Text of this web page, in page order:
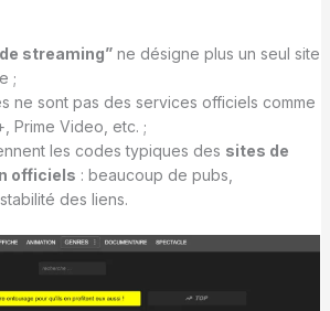
streaming”ne désigne plus un seul site
;
ne sont pas des services officiels comme
Prime Video, etc. ;
les codes typiques des sites de
officiels : beaucoup de pubs,
des liens.